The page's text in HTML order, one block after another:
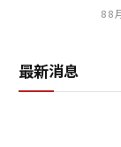
8 8
最新消息